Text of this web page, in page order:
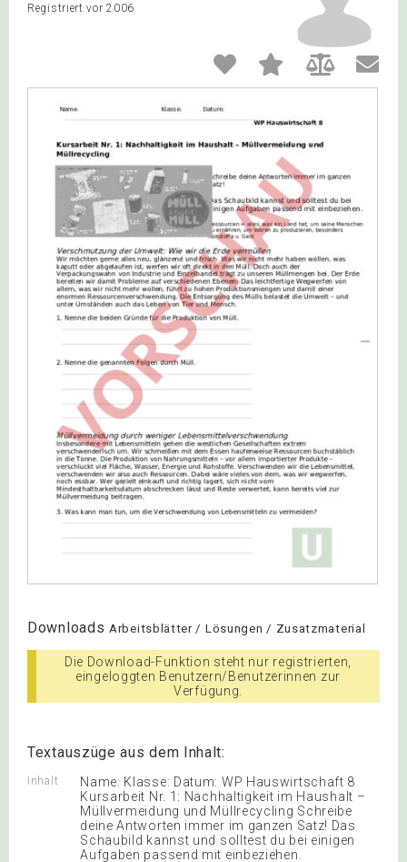
Registriert vor 2006
Downloads Arbeitsblätter / Lösungen / Zusatzmaterial
Die Download-Funktion steht nur registrierten,
eingeloggten Benutzern/Benutzerinnen zur
Verfügung.
Textauszüge aus dem Inhalt:
Inhalt
Name: Klasse: Datum: WP Hauswirtschaft 8
Kursarbeit Nr. 1: Nachhaltigkeit im Haushalt –
Müllvermeidung und Müllrecycling Schreibe
deine Antworten immer im ganzen Satz! Das
Schaubild kannst und solltest du bei einigen
Aufgaben passend mit einbeziehen.